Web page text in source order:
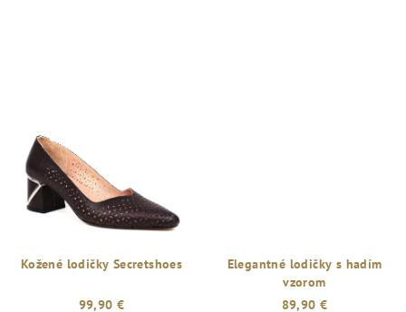
Kožené lodičky Secretshoes
99,90 €
Elegantné lodičky s hadím
vzorom
89,90 €